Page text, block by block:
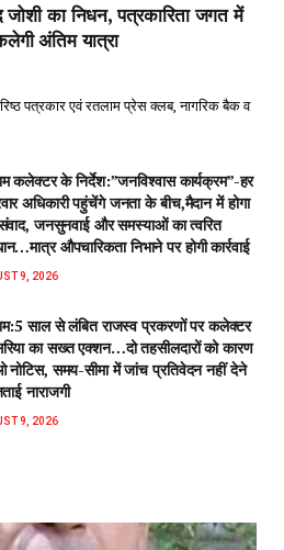
जोशी का निधन, पत्रकारिता जगत में
अंतिम यात्रा
पत्रकार एवं रतलाम प्रेस क्लब, नागरिक बैक व
कलेक्टर के निर्देश:”जनविश्वास कार्यक्रम”-हर
अधिकारी पहुंचेंगे जनता के बीच,मैदान में होगा
जनसुनवाई और समस्याओं का त्वरित
औपचारिकता निभाने पर होगी कार्रवाई
9, 2026
साल से लंबित राजस्व प्रकरणों पर कलेक्टर
का सख्त एक्शन…दो तहसीलदारों को कारण
नोटिस, समय-सीमा में जांच प्रतिवेदन नहीं देने
नाराजगी
9, 2026